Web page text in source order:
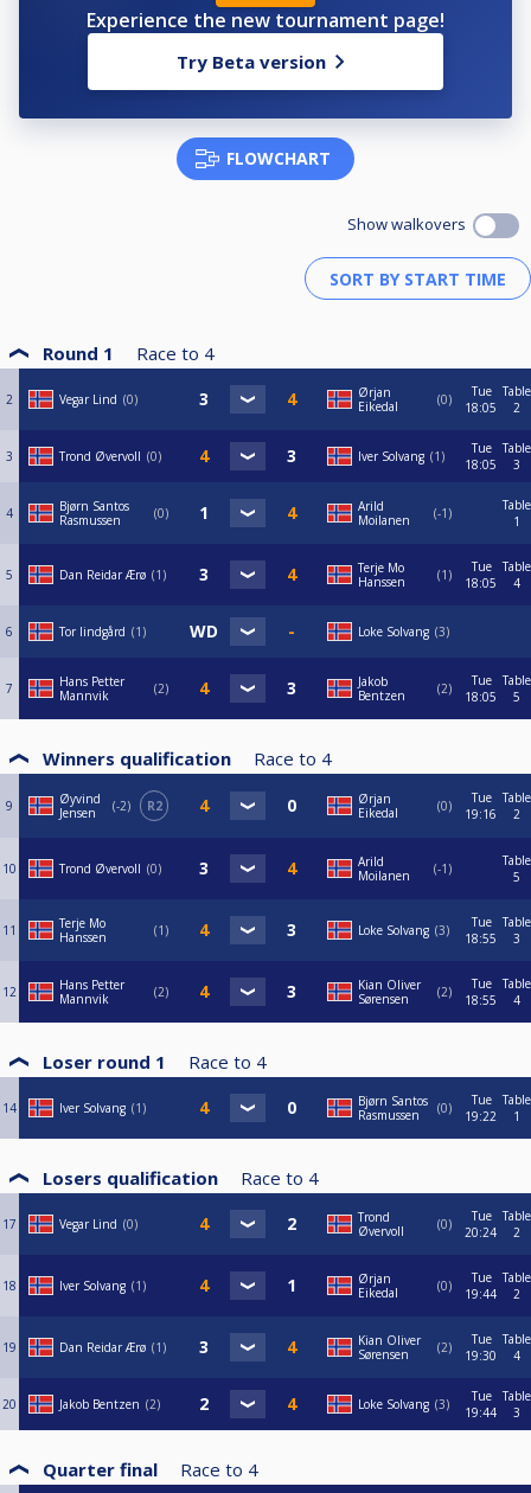
Experience the new tournament page!
Try Beta version
FLOWCHART
Show walkovers
Round 1 Race to 4
2 Vegar Lind 0
Ørjan
Eikedal
0
Tue
18:05
Table
2
3 Trond Øvervoll 0 Iver Solvang 1
Tue
18:05
Table
3
4
Bjørn Santos
Rasmussen
0
Arild
Moilanen
-1
Table
1
5 Dan Reidar Ærø 1
Terje Mo
Hanssen
1
Tue
18:05
Table
4
6 Tor lindgård 1 Loke Solvang 3
7
Hans Petter
Mannvik
2
Jakob
Bentzen
2
Tue
18:05
Table
5
Winners qualification Race to 4
9
Øyvind
Jensen
-2 R2
Ørjan
Eikedal
0
Tue
19:16
Table
2
10 Trond Øvervoll 0
Arild
Moilanen
-1
Table
5
11
Terje Mo
Hanssen
1 Loke Solvang 3
Tue
18:55
Table
3
12
Hans Petter
Mannvik
2
Kian Oliver
Sørensen
2
Tue
18:55
Table
4
Loser round 1 Race to 4
14 Iver Solvang 1
Bjørn Santos
Rasmussen
0
Tue
19:22
Table
1
Losers qualification Race to 4
17 Vegar Lind 0
Trond
Øvervoll
0
Tue
20:24
Table
2
18 Iver Solvang 1
Ørjan
Eikedal
0
Tue
19:44
Table
2
19 Dan Reidar Ærø 1
Kian Oliver
Sørensen
2
Tue
19:30
Table
4
20 Jakob Bentzen 2 Loke Solvang 3
Tue
19:44
Table
3
Quarter final Race to 4